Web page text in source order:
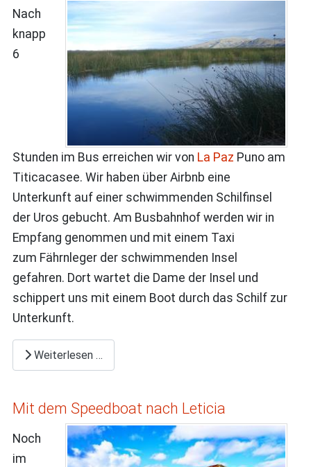
Nach
knapp
6
Stunden im Bus erreichen wir von La Paz Puno am
Titicacasee. Wir haben über Airbnb eine
Unterkunft auf einer schwimmenden Schilfinsel
der Uros gebucht. Am Busbahnhof werden wir in
Empfang genommen und mit einem Taxi
zum Fährnleger der schwimmenden Insel
gefahren. Dort wartet die Dame der Insel und
schippert uns mit einem Boot durch das Schilf zur
Unterkunft.
Weiterlesen …
Mit dem Speedboat nach Leticia
Noch
im